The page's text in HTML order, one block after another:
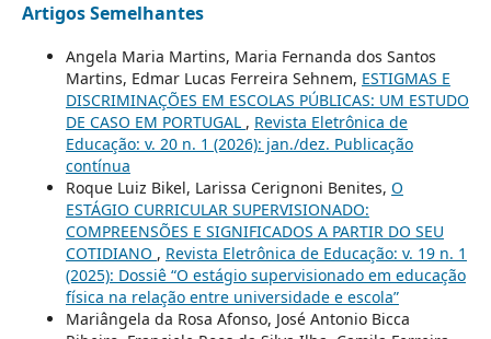
Artigos Semelhantes
Angela Maria Martins, Maria Fernanda dos Santos
Martins, Edmar Lucas Ferreira Sehnem, ESTIGMAS E
DISCRIMINAÇÕES EM ESCOLAS PÚBLICAS: UM ESTUDO
DE CASO EM PORTUGAL , Revista Eletrônica de
Educação: v. 20 n. 1 (2026): jan./dez. Publicação
contínua
Roque Luiz Bikel, Larissa Cerignoni Benites, O
ESTÁGIO CURRICULAR SUPERVISIONADO:
COMPREENSÕES E SIGNIFICADOS A PARTIR DO SEU
COTIDIANO , Revista Eletrônica de Educação: v. 19 n. 1
(2025): Dossiê “O estágio supervisionado em educação
física na relação entre universidade e escola”
Mariângela da Rosa Afonso, José Antonio Bicca